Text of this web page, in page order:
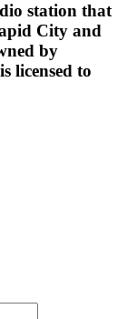
station that
City and
by
licensed to